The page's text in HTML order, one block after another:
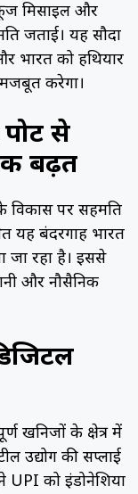
मिसाइल और
जताई। यह सौदा
भारत को हथियार
करेगा।
से
बढ़त
विकास पर सहमति
यह बंदरगाह भारत
जा रहा है। इससे
और नौसैनिक
खनिजों के क्षेत्र में
उद्योग की सप्लाई
UPI को इंडोनेशिया